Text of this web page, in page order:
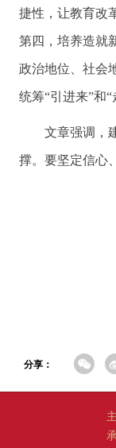
捷性，让教育改
第四，培养造就
政治地位、社会
统筹“引进来”和
文章强调，
撑。要坚定信心
分享：